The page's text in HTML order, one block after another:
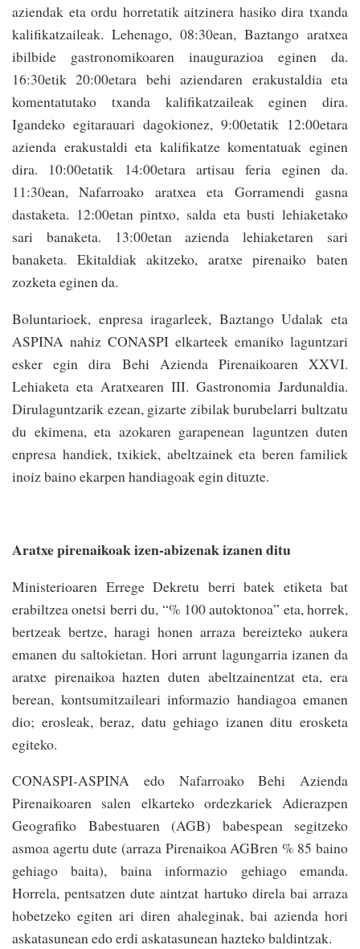
aziendak eta ordu horretatik aitzinera hasiko dira txanda
kalifikatzaileak. Lehenago, 08:30ean, Baztango aratxea
ibilbide gastronomikoaren inaugurazioa eginen da.
16:30etik 20:00etara behi aziendaren erakustaldia eta
komentatutako txanda kalifikatzaileak eginen dira.
Igandeko egitarauari dagokionez, 9:00etatik 12:00etara
azienda erakustaldi eta kalifikatze komentatuak eginen
dira. 10:00etatik 14:00etara artisau feria eginen da.
11:30ean, Nafarroako aratxea eta Gorramendi gasna
dastaketa. 12:00etan pintxo, salda eta busti lehiaketako
sari banaketa. 13:00etan azienda lehiaketaren sari
banaketa. Ekitaldiak akitzeko, aratxe pirenaiko baten
zozketa eginen da.
Boluntarioek, enpresa iragarleek, Baztango Udalak eta
ASPINA nahiz CONASPI elkarteek emaniko laguntzari
esker egin dira Behi Azienda Pirenaikoaren XXVI.
Lehiaketa eta Aratxearen III. Gastronomia Jardunaldia.
Dirulaguntzarik ezean, gizarte zibilak burubelarri bultzatu
du ekimena, eta azokaren garapenean laguntzen duten
enpresa handiek, txikiek, abeltzainek eta beren familiek
inoiz baino ekarpen handiagoak egin dituzte.
Aratxe pirenaikoak izen-abizenak izanen ditu
Ministerioaren Errege Dekretu berri batek etiketa bat
erabiltzea onetsi berri du, “% 100 autoktonoa” eta, horrek,
bertzeak bertze, haragi honen arraza bereizteko aukera
emanen du saltokietan. Hori arrunt lagungarria izanen da
aratxe pirenaikoa hazten duten abeltzainentzat eta, era
berean, kontsumitzaileari informazio handiagoa emanen
dio; erosleak, beraz, datu gehiago izanen ditu erosketa
egiteko.
CONASPI-ASPINA edo Nafarroako Behi Azienda
Pirenaikoaren salen elkarteko ordezkariek Adierazpen
Geografiko Babestuaren (AGB) babespean segitzeko
asmoa agertu dute (arraza Pirenaikoa AGBren % 85 baino
gehiago baita), baina informazio gehiago emanda.
Horrela, pentsatzen dute aintzat hartuko direla bai arraza
hobetzeko egiten ari diren ahaleginak, bai azienda hori
askatasunean edo erdi askatasunean hazteko baldintzak.